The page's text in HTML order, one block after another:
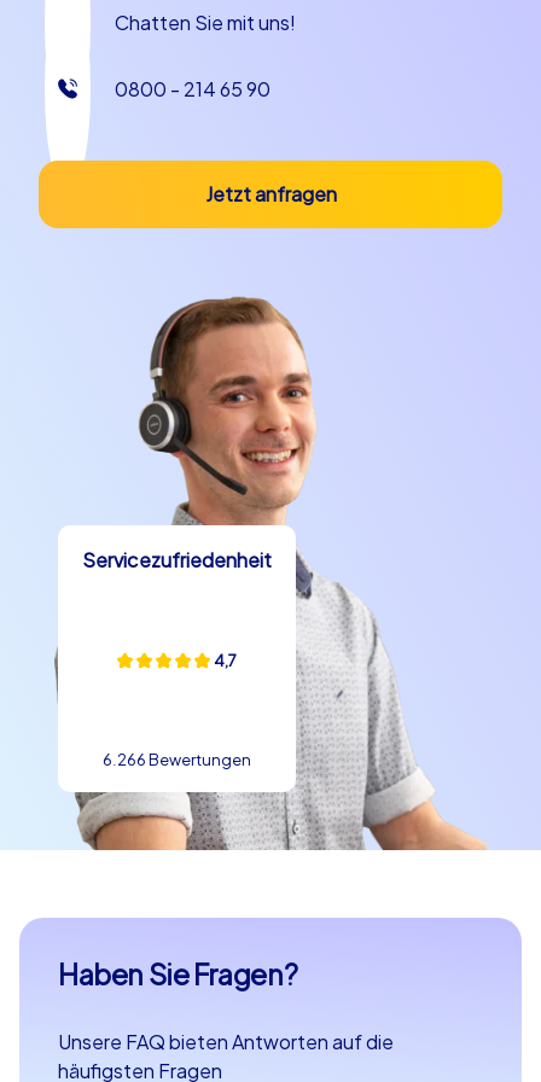
Servicezufriedenheit
4,7
6.266 Bewertungen
Chatten Sie mit uns!
0800 - 214 65 90
Jetzt anfragen
Haben Sie Fragen?
Unsere FAQ bieten Antworten auf die
häufigsten Fragen